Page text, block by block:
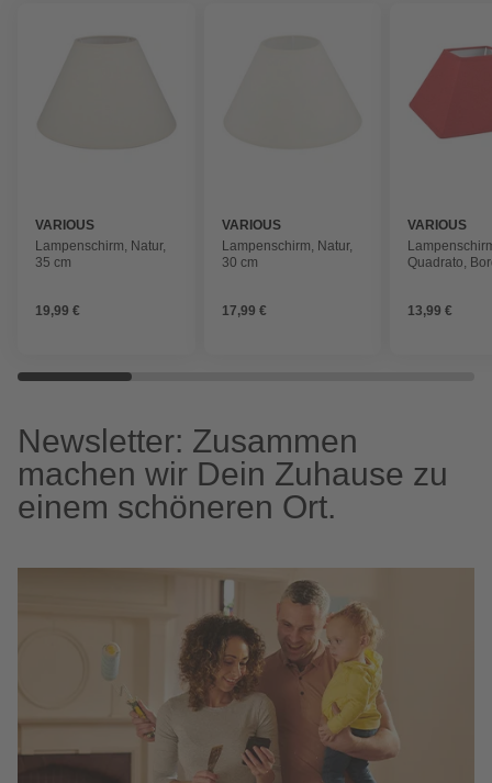
VARIOUS
Lampenschirm, Natur,
35 cm
19,99 €
VARIOUS
Lampenschirm, Natur,
30 cm
17,99 €
VARIOUS
Quadrato,
13,99 €
Newsletter: Zusammen
machen wir Dein Zuhause zu
einem schöneren Ort.